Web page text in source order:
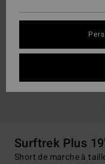
Surftrek Plus
Short de marche à